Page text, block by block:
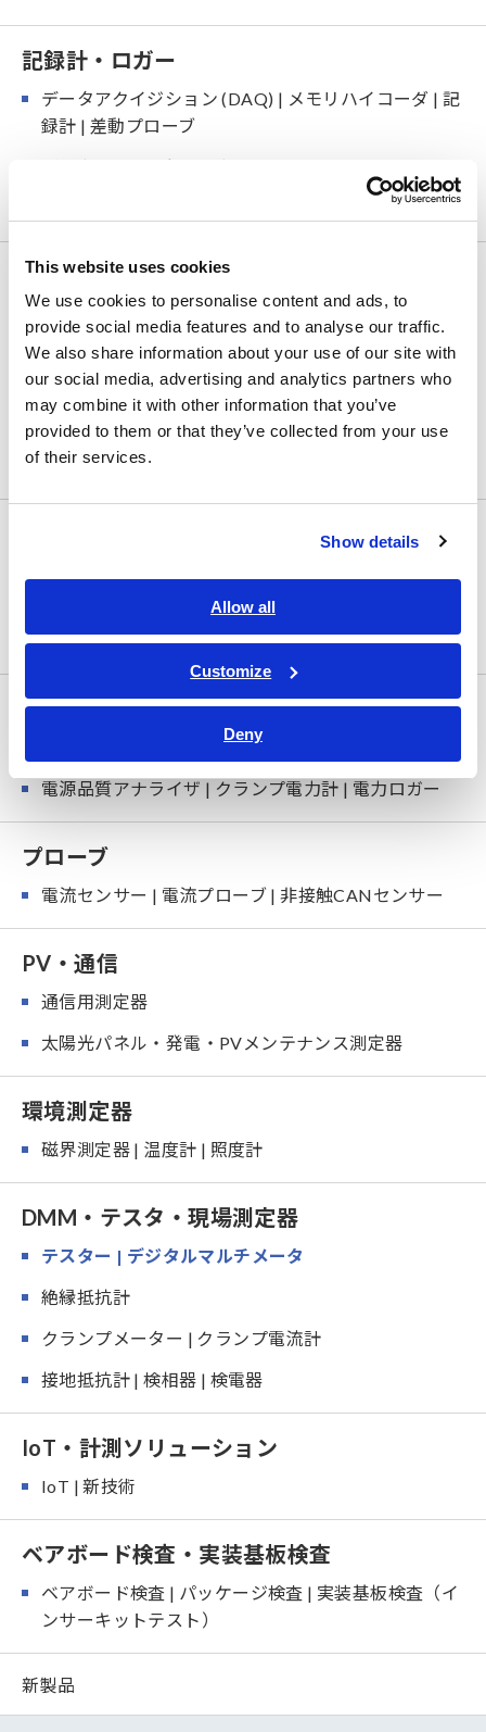
This website uses cookies
We use cookies to personalise content and ads, to
provide social media features and to analyse our traffic.
We also share information about your use of our site with
our social media, advertising and analytics partners who
may combine it with other information that you’ve
provided to them or that they’ve collected from your use
of their services.
Show details
Allow all
Customize
Deny
記録計・ロガー
データアクイジション (DAQ) | メモリハイコーダ | 記
録計 | 差動プローブ
データロガー | 多チャネル
LCRメータ・抵抗計
LCRメータ | インピーダンスアナライザ
抵抗計 | バッテリーテスター
超絶縁計 | 高抵抗計 | ピコアンメータ | エレクトロメ
ータ
高確度 デジタルマルチメータ
キャリブレータ | 任意波形発生器 | ファンクションジ
ェネレータ
電力計
パワーメータ | パワーアナライザ | 電力計
電源品質アナライザ | クランプ電力計 | 電力ロガー
プローブ
電流センサー | 電流プローブ | 非接触CANセンサー
PV・通信
通信用測定器
太陽光パネル・発電・PVメンテナンス測定器
環境測定器
磁界測定器 | 温度計 | 照度計
DMM・テスタ・現場測定器
テスター | デジタルマルチメータ
絶縁抵抗計
クランプメーター | クランプ電流計
接地抵抗計 | 検相器 | 検電器
IoT・計測ソリューション
IoT | 新技術
ベアボード検査・実装基板検査
ベアボード検査 | パッケージ検査 | 実装基板検査（イ
ンサーキットテスト）
新製品